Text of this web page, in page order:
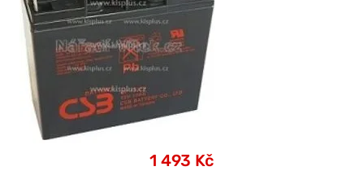
1 493 Kč